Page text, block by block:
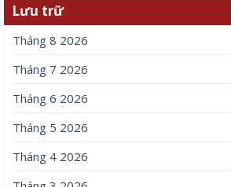
Lưu trữ
Tháng 8 2026
Tháng 7 2026
Tháng 6 2026
Tháng 5 2026
Tháng 4 2026